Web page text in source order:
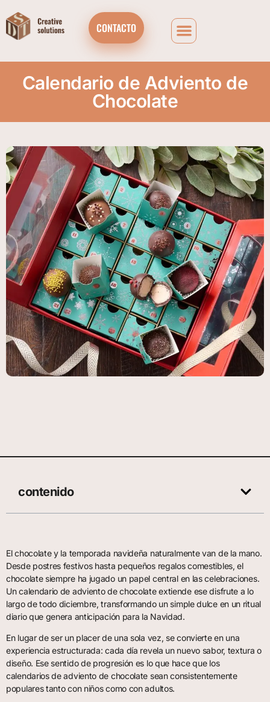
CONTACTO
Calendario de Adviento de
Chocolate
contenido
El chocolate y la temporada navideña naturalmente van de la mano.
Desde postres festivos hasta pequeños regalos comestibles, el
chocolate siempre ha jugado un papel central en las celebraciones.
Un calendario de adviento de chocolate extiende ese disfrute a lo
largo de todo diciembre, transformando un simple dulce en un ritual
diario que genera anticipación para la Navidad.
En lugar de ser un placer de una sola vez, se convierte en una
experiencia estructurada: cada día revela un nuevo sabor, textura o
diseño. Ese sentido de progresión es lo que hace que los
calendarios de adviento de chocolate sean consistentemente
populares tanto con niños como con adultos.